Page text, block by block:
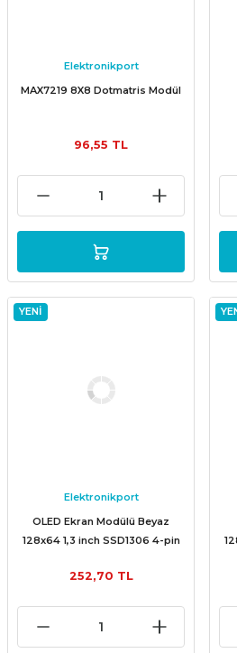
Elektronikport
MAX7219 8X8 Dotmatris Modül
96,55 TL
YENİ
Elektronikport
OLED Ekran Modülü Beyaz
128x64 1,3 inch SSD1306 4-pin
252,70 TL